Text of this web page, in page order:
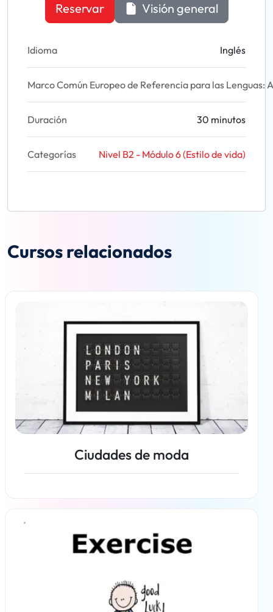
Reservar Visión general
Idioma Inglés
Marco Común Europeo de Referencia para las Lenguas:
Duración 30 minutos
Categorías Nivel B2 - Módulo 6 (Estilo de vida)
Cursos relacionados
Ciudades de moda